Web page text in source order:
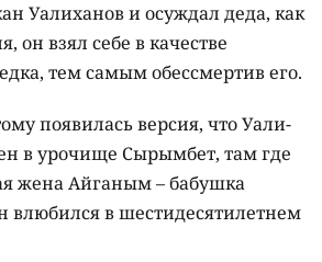
Уалиханов и осуждал деда, как
он взял себе в качестве
тем самым обессмертив его.
появилась версия, что Уали-
в урочище Сырымбет, там где
жена Айганым – бабушка
влюбился в шестидесятилетнем